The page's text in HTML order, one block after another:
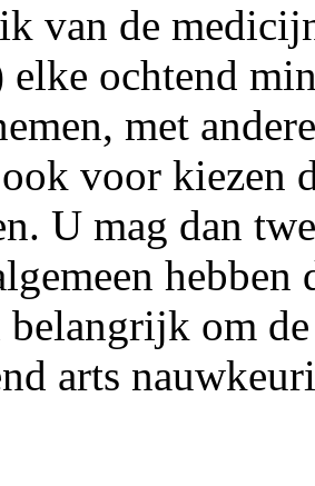
van de
elke ochtend
met
voor kiezen
U mag dan
om
arts